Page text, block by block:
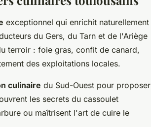
exceptionnel qui enrichit naturellement
du Gers, du Tarn et de l'Ariège
terroir : foie gras, confit de canard,
des exploitations locales.
culinaire du Sud-Ouest pour proposer
les secrets du cassoulet
ou maîtrisent l'art de cuire le